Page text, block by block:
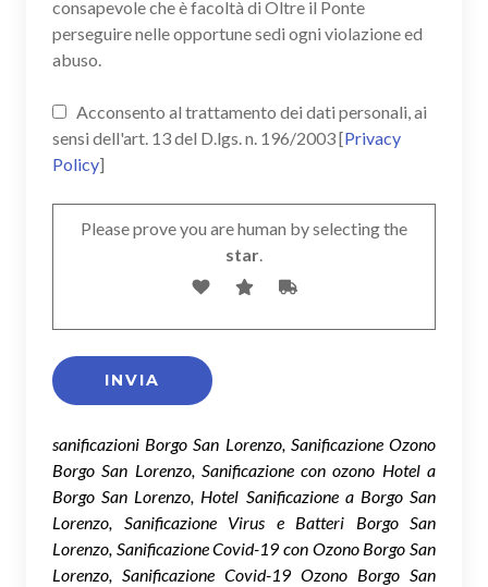
consapevole che è facoltà di Oltre il Ponte
perseguire nelle opportune sedi ogni violazione ed
abuso.
Acconsento al trattamento dei dati personali, ai
sensi dell'art. 13 del D.lgs. n. 196/2003 [Privacy
Policy]
Please prove you are human by selecting the
star.
sanificazioni Borgo San Lorenzo, Sanificazione Ozono
Borgo San Lorenzo, Sanificazione con ozono Hotel a
Borgo San Lorenzo, Hotel Sanificazione a Borgo San
Lorenzo, Sanificazione Virus e Batteri Borgo San
Lorenzo, Sanificazione Covid-19 con Ozono Borgo San
Lorenzo, Sanificazione Covid-19 Ozono Borgo San